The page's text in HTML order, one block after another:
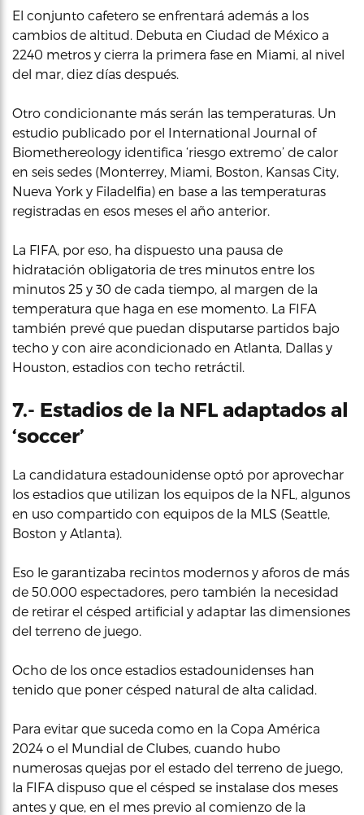
El conjunto cafetero se enfrentará además a los
cambios de altitud. Debuta en Ciudad de México a
2240 metros y cierra la primera fase en Miami, al nivel
del mar, diez días después.
Otro condicionante más serán las temperaturas. Un
estudio publicado por el International Journal of
Biomethereology identifica ‘riesgo extremo’ de calor
en seis sedes (Monterrey, Miami, Boston, Kansas City,
Nueva York y Filadelfia) en base a las temperaturas
registradas en esos meses el año anterior.
La FIFA, por eso, ha dispuesto una pausa de
hidratación obligatoria de tres minutos entre los
minutos 25 y 30 de cada tiempo, al margen de la
temperatura que haga en ese momento. La FIFA
también prevé que puedan disputarse partidos bajo
techo y con aire acondicionado en Atlanta, Dallas y
Houston, estadios con techo retráctil.
7.- Estadios de la NFL adaptados al
‘soccer’
La candidatura estadounidense optó por aprovechar
los estadios que utilizan los equipos de la NFL, algunos
en uso compartido con equipos de la MLS (Seattle,
Boston y Atlanta).
Eso le garantizaba recintos modernos y aforos de más
de 50.000 espectadores, pero también la necesidad
de retirar el césped artificial y adaptar las dimensiones
del terreno de juego.
Ocho de los once estadios estadounidenses han
tenido que poner césped natural de alta calidad.
Para evitar que suceda como en la Copa América
2024 o el Mundial de Clubes, cuando hubo
numerosas quejas por el estado del terreno de juego,
la FIFA dispuso que el césped se instalase dos meses
antes y que, en el mes previo al comienzo de la